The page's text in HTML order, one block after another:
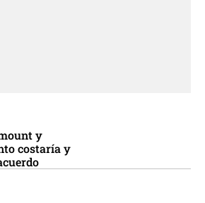
y
costaría y